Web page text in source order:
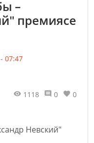
–
премиясе
07:47
1118 0 0